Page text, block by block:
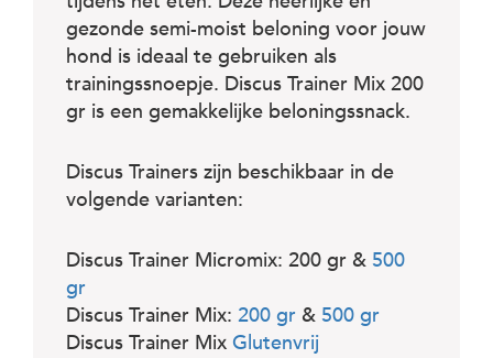
gezonde semi-moist beloning voor jouw
hond is ideaal te gebruiken als
trainingssnoepje. Discus Trainer Mix 200
gr is een gemakkelijke beloningssnack.
Discus Trainers zijn beschikbaar in de
volgende varianten:
Discus Trainer Micromix: 200 gr & 500
gr
Discus Trainer Mix: 200 gr & 500 gr
Discus Trainer Mix Glutenvrij